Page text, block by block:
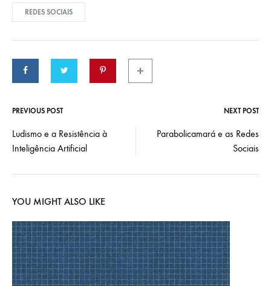
REDES SOCIAIS
Post
navigation
PREVIOUS POST NEXT POST
Ludismo e a Resistência à
Inteligência Artificial
Parabolicamará e as Redes
Sociais
YOU MIGHT ALSO LIKE